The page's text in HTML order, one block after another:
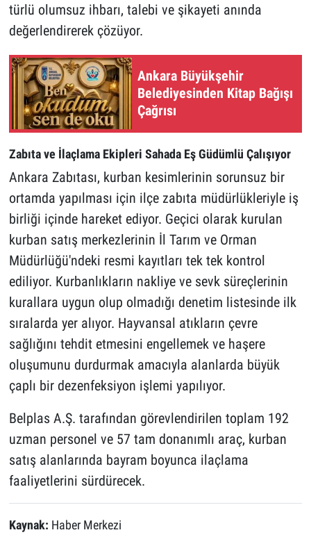
türlü olumsuz ihbarı, talebi ve şikayeti anında
değerlendirerek çözüyor.
Ankara Büyükşehir
Belediyesinden Kitap Bağışı
Çağrısı
Zabıta ve İlaçlama Ekipleri Sahada Eş Güdümlü Çalışıyor
Ankara Zabıtası, kurban kesimlerinin sorunsuz bir
ortamda yapılması için ilçe zabıta müdürlükleriyle iş
birliği içinde hareket ediyor. Geçici olarak kurulan
kurban satış merkezlerinin İl Tarım ve Orman
Müdürlüğü'ndeki resmi kayıtları tek tek kontrol
ediliyor. Kurbanlıkların nakliye ve sevk süreçlerinin
kurallara uygun olup olmadığı denetim listesinde ilk
sıralarda yer alıyor. Hayvansal atıkların çevre
sağlığını tehdit etmesini engellemek ve haşere
oluşumunu durdurmak amacıyla alanlarda büyük
çaplı bir dezenfeksiyon işlemi yapılıyor.
Belplas A.Ş. tarafından görevlendirilen toplam 192
uzman personel ve 57 tam donanımlı araç, kurban
satış alanlarında bayram boyunca ilaçlama
faaliyetlerini sürdürecek.
Kaynak: Haber Merkezi